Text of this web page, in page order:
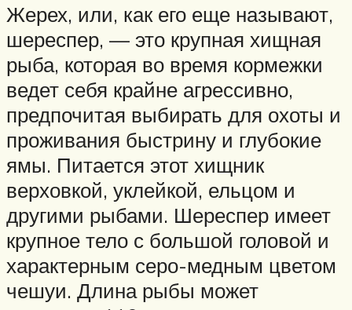
Жерех, или, как его еще называют,
шереспер, — это крупная хищная
рыба, которая во время кормежки
ведет себя крайне агрессивно,
предпочитая выбирать для охоты и
проживания быстрину и глубокие
ямы. Питается этот хищник
верховкой, уклейкой, ельцом и
другими рыбами. Шереспер имеет
крупное тело с большой головой и
характерным серо-медным цветом
чешуи. Длина рыбы может